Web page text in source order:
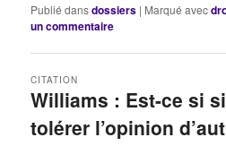
Publié dansdossiers | Marqué avec
un commentaire
Williams : Est-ce si
tolérer l’opinion
CITATION